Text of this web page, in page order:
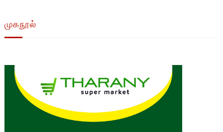
முகநூல்